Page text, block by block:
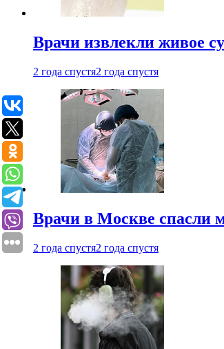
Врачи извлекли живое
2 года спустя2 года спустя
Врачи в Москве спасли
2 года спустя2 года спустя